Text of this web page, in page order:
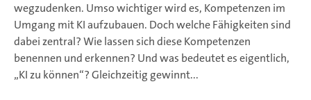
wegzudenken. Umso wichtiger wird es, Kompetenzen im
Umgang mit KI aufzubauen. Doch welche Fähigkeiten sind
dabei zentral? Wie lassen sich diese Kompetenzen
benennen und erkennen? Und was bedeutet es eigentlich,
„KI zu können“? Gleichzeitig gewinnt...